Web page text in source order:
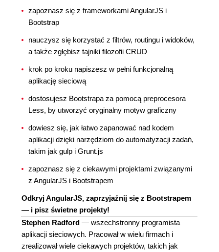
zapoznasz się z frameworkami AngularJS i
Bootstrap
nauczysz się korzystać z filtrów, routingu i widoków,
a także zgłębisz tajniki filozofii CRUD
krok po kroku napiszesz w pełni funkcjonalną
aplikację sieciową
dostosujesz Bootstrapa za pomocą preprocesora
Less, by utworzyć oryginalny motyw graficzny
dowiesz się, jak łatwo zapanować nad kodem
aplikacji dzięki narzędziom do automatyzacji zadań,
takim jak gulp i Grunt.js
zapoznasz się z ciekawymi projektami związanymi
z AngularJS i Bootstrapem
Odkryj AngularJS, zaprzyjaźnij się z Bootstrapem
— i pisz świetne projekty!
Stephen Radford — wszechstronny programista
aplikacji sieciowych. Pracował w wielu firmach i
zrealizował wiele ciekawych projektów, takich jak